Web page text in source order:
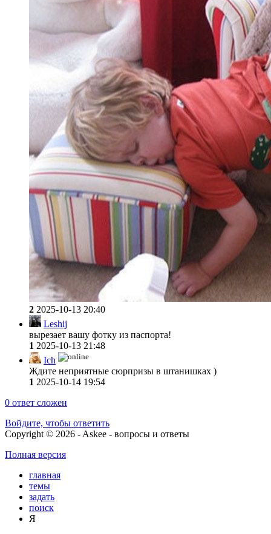
2 2025-10-13 20:40
Leshij
вырезает вашу фотку из паспорта!
1 2025-10-13 21:48
Ich
Ждите неприятные сюрпризы в штанишках )
1 2025-10-14 19:54
0 ответ сложен
Войдите, чтобы ответить
Copyright © 2026 - Askee - вопросы и ответы
Полная версия
главная
темы
задать
поиск
Я